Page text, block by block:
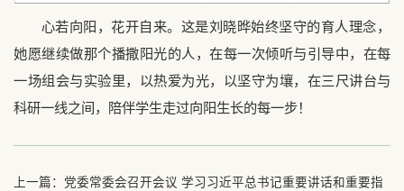
心若向阳，花开自来。这是刘晓晔始终坚守的育人理念，
她愿继续做那个播撒阳光的人，在每一次倾听与引导中，在每
一场组会与实验里，以热爱为光，以坚守为壤，在三尺讲台与
科研一线之间，陪伴学生走过向阳生长的每一步！
上一篇： 党委常委会召开会议 学习习近平总书记重要讲话和重要指